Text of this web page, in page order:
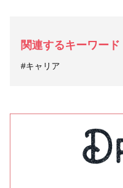
関連するキーワード
#キャリア